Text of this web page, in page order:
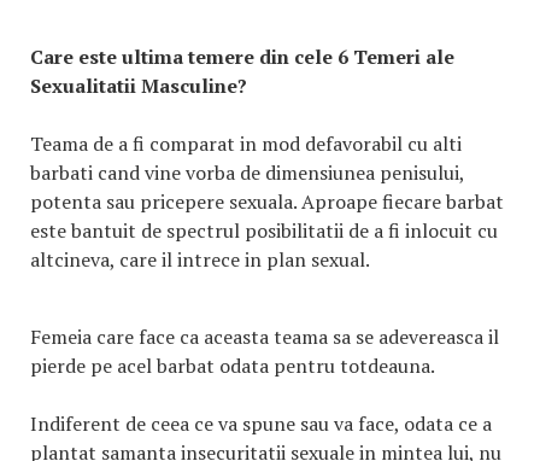
Care este ultima temere din cele 6 Temeri ale
Sexualitatii Masculine?
Teama de a fi comparat in mod defavorabil cu alti
barbati cand vine vorba de dimensiunea penisului,
potenta sau pricepere sexuala. Aproape fiecare barbat
este bantuit de spectrul posibilitatii de a fi inlocuit cu
altcineva, care il intrece in plan sexual.
Femeia care face ca aceasta teama sa se adevereasca il
pierde pe acel barbat odata pentru totdeauna.
Indiferent de ceea ce va spune sau va face, odata ce a
plantat samanta insecuritatii sexuale in mintea lui, nu